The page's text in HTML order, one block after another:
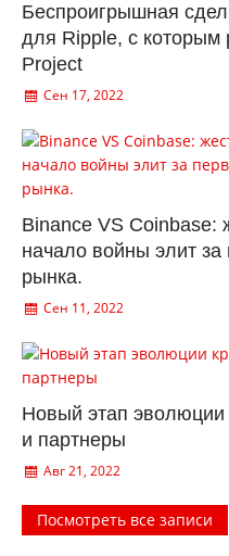
Беспроигрышная
для Ripple, с которым
Project
Сен 17, 2022
Binance VS Coinbase:
начало войны элит
рынка.
Сен 11, 2022
Новый этап эволюции
и партнеры
Авг 21, 2022
Посмотреть все записи